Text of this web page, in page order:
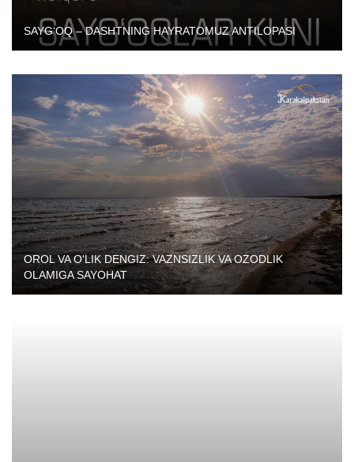
SAYG‘OQ – DASHTNING HAYRATOMUZ ANTILOPASI
OROL VA O‘LIK DENGIZ: VAZNSIZLIK VA OZODLIK
OLAMIGA SAYOHAT